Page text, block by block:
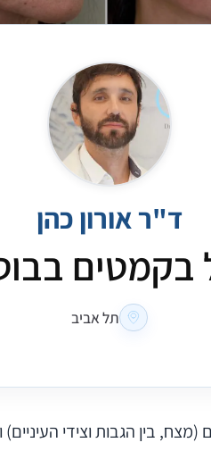
ד"ר אורון כהן
בקמטים
תל אביב
בין הגבות וצידי